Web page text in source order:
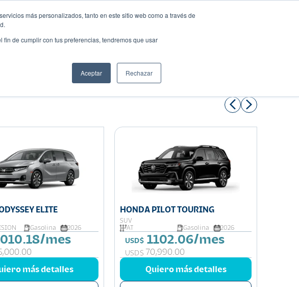
más personalizados, tanto en este sitio web como a través de
de cumplir con tus preferencias, tendremos que usar
Aceptar Rechazar
Compartir:
ELITE
Gasolina 2026
mes
más detalles
HONDA PILOT TOURING
SUV
AT
Gasolina 2026
USD$ 1102.06/mes
USD$ 70,990.00
Quiero más detalles